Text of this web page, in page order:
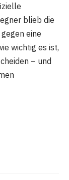
blieb die
eine
wichtig es ist,
– und